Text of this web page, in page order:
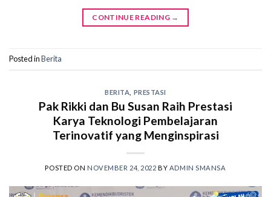
CONTINUE READING →
Posted inBerita
BERITA PRESTASI
Pak Rikki dan Bu Susan Raih Prestasi
Karya Teknologi Pembelajaran
Terinovatif yang Menginspirasi
POSTED ON NOVEMBER 24, 2022 BY ADMIN SMANSA